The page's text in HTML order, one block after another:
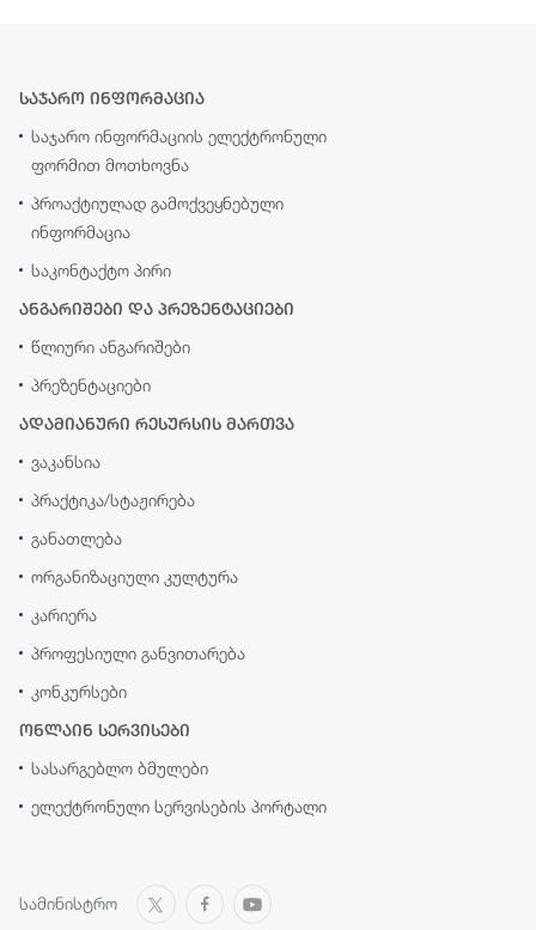
საჯარო ინფორმაცია
საჯარო ინფორმაციის ელექტრონული
ფორმით მოთხოვნა
პროაქტიულად გამოქვეყნებული
ინფორმაცია
საკონტაქტო პირი
ანგარიშები და პრეზენტაციები
წლიური ანგარიშები
პრეზენტაციები
ადამიანური რესურსის მართვა
ვაკანსია
პრაქტიკა/სტაჟირება
განათლება
ორგანიზაციული კულტურა
კარიერა
პროფესიული განვითარება
კონკურსები
ონლაინ სერვისები
სასარგებლო ბმულები
ელექტრონული სერვისების პორტალი
სამინისტრო